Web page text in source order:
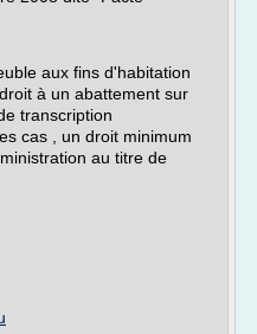
aux fins d'habitation
à un abattement sur
transcription
cas , un droit minimum
au titre de